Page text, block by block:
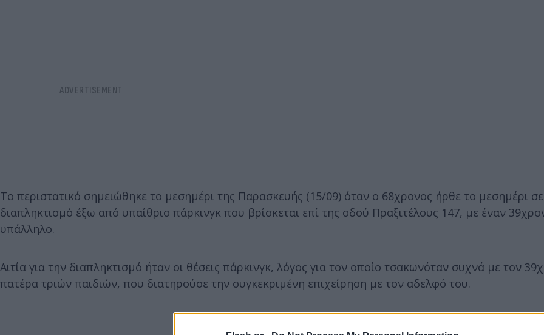
Το περιστατικό σημειώθηκε το μεσημέρι της Παρασκευής (15/09) όταν ο 68χρονος ήρθε το μεσημέρι σε
διαπληκτισμό έξω από υπαίθριο πάρκινγκ που βρίσκεται επί της οδού Πραξιτέλους 147, με έναν
υπάλληλο.
Αιτία για την διαπληκτισμό ήταν οι θέσεις πάρκινγκ, λόγος για τον οποίο τσακωνόταν συχνά με τον
πατέρα τριών παιδιών, που διατηρούσε την συγκεκριμένη επιχείρηση με τον αδελφό του.